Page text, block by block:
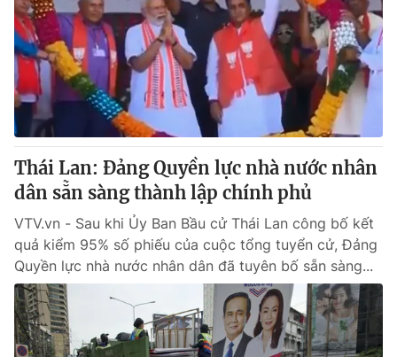
Thái Lan: Đảng Quyền lực nhà nước nhân
dân sẵn sàng thành lập chính phủ
VTV.vn - Sau khi Ủy Ban Bầu cử Thái Lan công bố kết
quả kiểm 95% số phiếu của cuộc tổng tuyển cử, Đảng
Quyền lực nhà nước nhân dân đã tuyên bố sẵn sàng...